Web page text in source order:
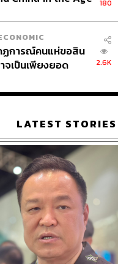
180
ฏการณ์คนแห่ขอสิน
จเป็นเพียงยอด
กไว้
2.6K
LATEST STORIES